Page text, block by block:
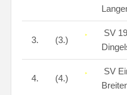
3. (3.)
SV
4. (4.)
SV